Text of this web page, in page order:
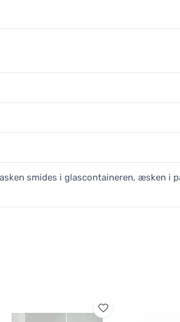
smides i glascontaineren, æsken i